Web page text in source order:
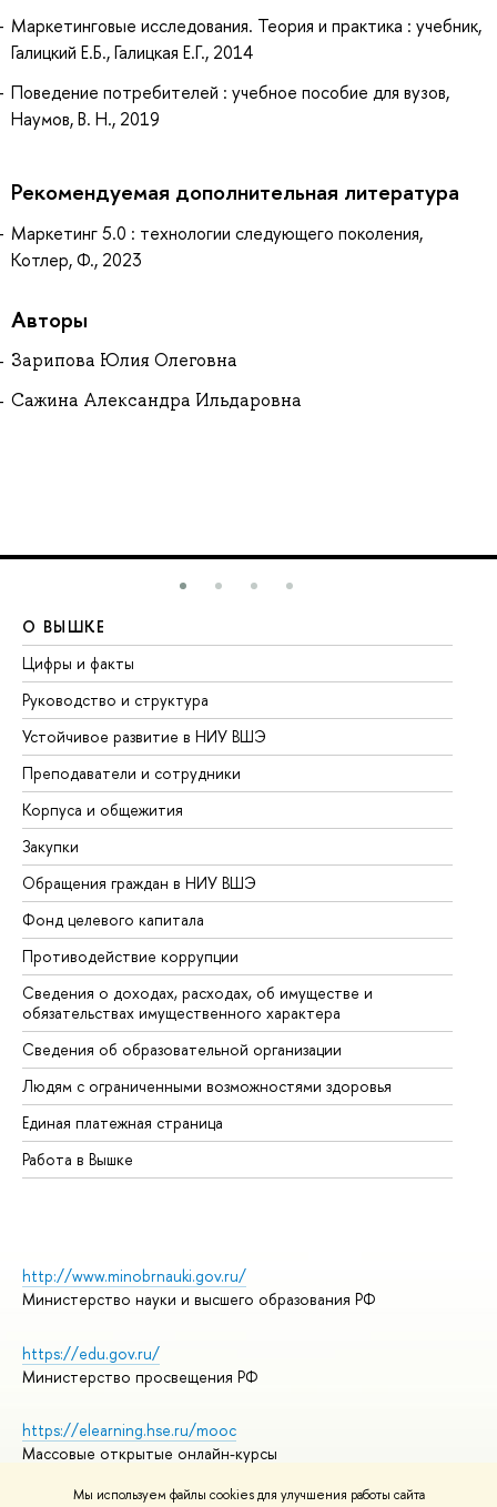
Мы используем файлы cookies для улучшения работы сайта
Маркетинговые исследования. Теория и практика : учебник,
Галицкий Е.Б., Галицкая Е.Г., 2014
Поведение потребителей : учебное пособие для вузов,
Наумов, В. Н., 2019
Рекомендуемая дополнительная литература
Маркетинг 5.0 : технологии следующего поколения,
Котлер, Ф., 2023
Авторы
Зарипова Юлия Олеговна
Сажина Александра Ильдаровна
О ВЫШКЕ
Цифры и факты
Руководство и структура
Устойчивое развитие в НИУ ВШЭ
Преподаватели и сотрудники
Корпуса и общежития
Закупки
Обращения граждан в НИУ ВШЭ
Фонд целевого капитала
Противодействие коррупции
Сведения о доходах, расходах, об имуществе и
обязательствах имущественного характера
Сведения об образовательной организации
Людям с ограниченными возможностями здоровья
Единая платежная страница
Работа в Вышке
http://www.minobrnauki.gov.ru/
Министерство науки и высшего образования РФ
https://edu.gov.ru/
Министерство просвещения РФ
https://elearning.hse.ru/mooc
Массовые открытые онлайн-курсы